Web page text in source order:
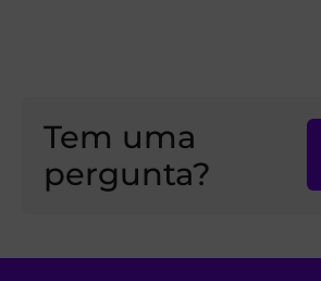
Tem uma
pergunta?